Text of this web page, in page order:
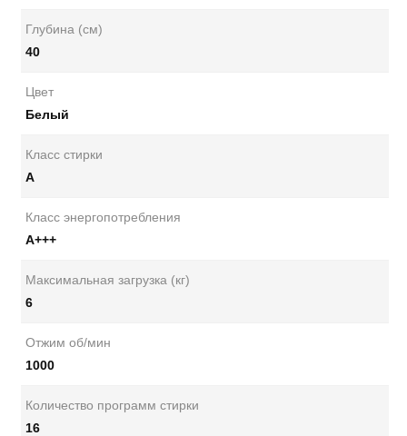
Глубина (см)
40
Цвет
Белый
Класс стирки
A
Класс энергопотребления
А+++
Максимальная загрузка (кг)
6
Отжим об/мин
1000
Количество программ стирки
16